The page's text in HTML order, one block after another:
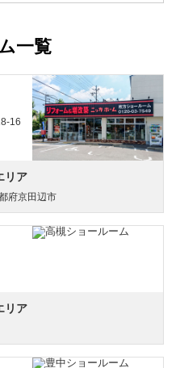
一覧
16
リア
府京田辺市
リア